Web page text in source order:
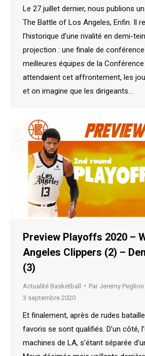
Le 27 juillet dernier, nous publions
The Battle of Los Angeles, Enfin. Il
l’historique d’une rivalité en demi-
projection : une finale de
meilleures équipes de la
attendaient cet affrontement, les
et on imagine que les dirigeants…
Preview Playoffs 2020 –
Angeles Clippers (2) –
(3)
Actualité Basketball Par Jeremy Peglion
3 septembre 2020
Et finalement, après de rudes
favoris se sont qualifiés. D’un côté,
machines de LA, s’étant séparée